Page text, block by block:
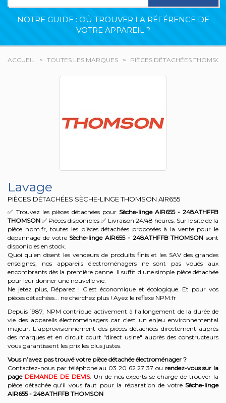
NOTRE GUIDE : OÙ TROUVER LA RÉFÉRENCE DE
VOTRE APPAREIL ?
ACCUEIL TOUTES LES MARQUES PIÈCES DÉTACHÉES THOMSON
Lavage
PIÈCES DÉTACHÉES SÈCHE-LINGE THOMSON AIR655
✅ Trouvez les pièces détachées pour Sèche-linge AIR655 - 248ATHFFB
THOMSON✅ Pièces disponibles ✅ Livraison 24/48 heures. Sur le site de la
pièce npm.fr, toutes les pièces détachées proposées à la vente pour le
dépannage de votre Sèche-linge AIR655 - 248ATHFFB THOMSON sont
disponibles en stock.
Quoi qu'en disent les vendeurs de produits finis et les SAV des grandes
enseignes, nos appareils électroménagers ne sont pas voués aux
encombrants dès la première panne. Il suffit d'une simple pièce détachée
pour leur donner une nouvelle vie.
Ne jetez plus, Réparez ! C'est économique et écologique. Et pour vos
pièces détachées... ne cherchez plus ! Ayez le réflexe NPM.fr
Depuis 1987, NPM contribue activement à l’allongement de la durée de
vie des appareils électroménagers car c'est un enjeu environnemental
majeur. L'approvisionnement des pièces détachées directement auprès
des marques et en circuit court "direct usine" auprès des constructeurs
vous garantissent les prix les plus justes.
Vous n’avez pas trouvé votre pièce détachée électroménager ?
Contactez-nous par téléphone au 03 20 62 27 37 ou rendez-vous sur la
page DEMANDE DE DEVIS. Un de nos experts se charge de trouver la
pièce détachée qu'il vous faut pour la réparation de votre Sèche-linge
AIR655 - 248ATHFFB THOMSON